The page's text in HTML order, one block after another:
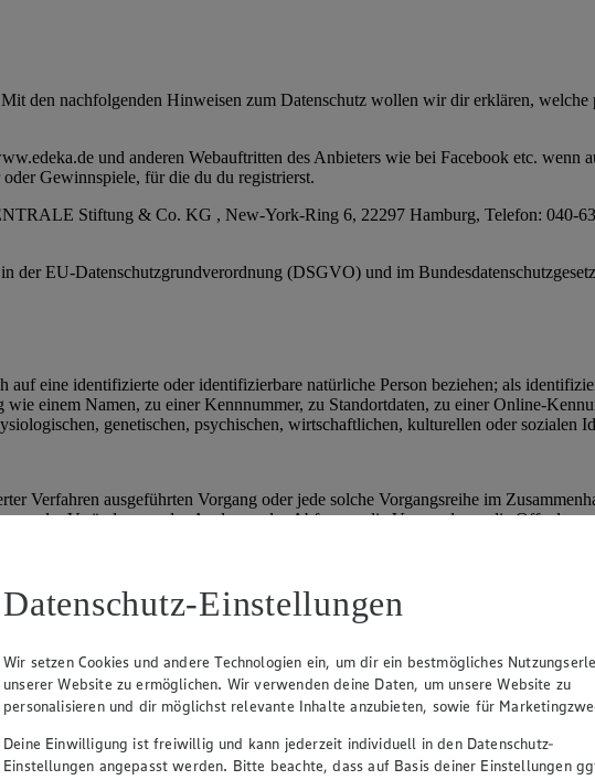
den nachfolgenden Hinweisen zum Datenschutz wollen wir dir erklären,
und anderen Webauftritten des Anbieters wie bei Facebook etc. wenn
Gewinnspiele, für die du du registrierst.
Stiftung & Co. KG , New-York-Ring 6, 22297 Hamburg, Telefon: 040-
der EU-Datenschutzgrundverordnung (DSGVO) und im
eine identifizierte oder identifizierbare natürliche Person beziehen; als
einem Namen, zu einer Kennnummer, zu Standortdaten, zu einer Online-
genetischen, psychischen, wirtschaftlichen, kulturellen oder sozialen
Verfahren ausgeführten Vorgang oder jede solche Vorgangsreihe im
oder Veränderung, das Auslesen, das Abfragen, die Verwendung, die
das Löschen oder die Vernichtung.
möchten wir dir die von uns genutzten Cookies und Technologien
erhältst du Informationen über Cookies im Allgemeinen und darüber, welche
bzw. vom Internetbrowser auf dem Computersystem des Nutzers
Cookie enthält eine charakteristische Zeichenfolge, die eine eindeutige
Datenschutz-Einstellungen
Wir setzen Cookies und andere Technologien ein, um dir ein bestmögliches
unserer Website zu ermöglichen. Wir verwenden deine Daten, um unsere Website zu
personalisieren und dir möglichst relevante Inhalte anzubieten, sowie für
Deine Einwilligung ist freiwillig und kann jederzeit individuell in den Datenschutz-
Einstellungen angepasst werden. Bitte beachte, dass auf Basis deiner Einstellungen